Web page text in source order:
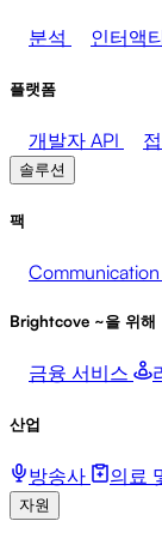
분석 인터액
플랫폼
개발자 API
솔루션
팩
Brightcove ~을 위해
금융 서비스
산업
방송사 의료
자원